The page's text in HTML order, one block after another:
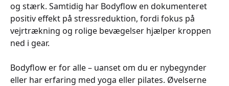
og stærk. Samtidig har Bodyflow en dokumenteret
positiv effekt på stressreduktion, fordi fokus på
vejrtrækning og rolige bevægelser hjælper kroppen
ned i gear.
Bodyflow er for alle – uanset om du er nybegynder
eller har erfaring med yoga eller pilates. Øvelserne